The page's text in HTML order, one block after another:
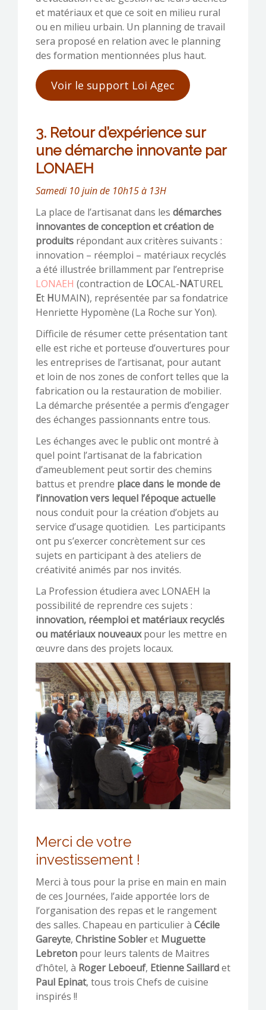
et matériaux et que ce soit en milieu rural
ou en milieu urbain. Un planning de travail
sera proposé en relation avec le planning
des formation mentionnées plus haut.
Voir le support Loi Agec
3. Retour d’expérience sur
une démarche innovante par
LONAEH
Samedi 10 juin de 10h15 à 13H
La place de l’artisanat dans les démarches
innovantes de conception et création de
produits répondant aux critères suivants :
innovation – réemploi – matériaux recyclés
a été illustrée brillamment par l’entreprise
LONAEH (contraction de LOCAL-NATUREL
Et HUMAIN), représentée par sa fondatrice
Henriette Hypomène (La Roche sur Yon).
Difficile de résumer cette présentation tant
elle est riche et porteuse d’ouvertures pour
les entreprises de l’artisanat, pour autant
et loin de nos zones de confort telles que la
fabrication ou la restauration de mobilier.
La démarche présentée a permis d’engager
des échanges passionnants entre tous.
Les échanges avec le public ont montré à
quel point l’artisanat de la fabrication
d’ameublement peut sortir des chemins
battus et prendre place dans le monde de
l’innovation vers lequel l’époque actuelle
nous conduit pour la création d’objets au
service d’usage quotidien. Les participants
ont pu s’exercer concrètement sur ces
sujets en participant à des ateliers de
créativité animés par nos invités.
La Profession étudiera avec LONAEH la
possibilité de reprendre ces sujets :
innovation, réemploi et matériaux recyclés
ou matériaux nouveauxpour les mettre en
œuvre dans des projets locaux.
Merci de votre
investissement !
Merci à tous pour la prise en main en main
de ces Journées, l’aide apportée lors de
l’organisation des repas et le rangement
des salles. Chapeau en particulier à Cécile
Gareyte, Christine Sobleret Muguette
Lebreton pour leurs talents de Maitres
d’hôtel, à Roger Leboeuf, Etienne Saillardet
Paul Epinat, tous trois Chefs de cuisine
inspirés !!